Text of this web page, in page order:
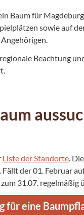
Baum für
sowie auf
Beachtung
Liste der Standorte .
der 01. Februar
31.07.
für eine